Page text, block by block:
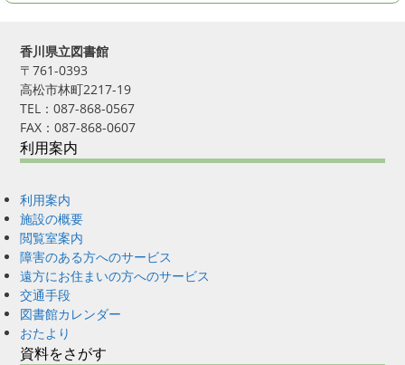
香川県立図書館
〒761-0393
高松市林町2217-19
TEL：087-868-0567
FAX：087-868-0607
利用案内
利用案内
施設の概要
閲覧室案内
障害のある方へのサービス
遠方にお住まいの方へのサービス
交通手段
図書館カレンダー
おたより
資料をさがす